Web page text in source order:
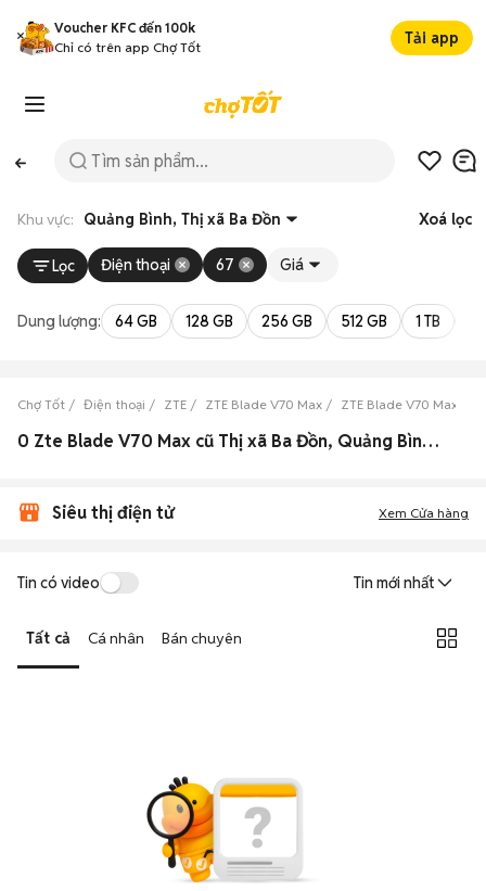
Voucher KFC đến 100k
Chỉ có trên app Chợ Tốt
Tải app
Khu vực: Quảng Bình, Thị xã Ba Đồn Xoá lọc
Lọc Điện thoại 67 Giá
Dung lượng: 64 GB 128 GB 256 GB 512 GB 1 TB
Chợ Tốt Điện thoại ZTE ZTE Blade V70 Max ZTE Blade V70 Max
0 Zte Blade V70 Max cũ Thị xã Ba Đồn, Quảng Bình đẹp
Siêu thị điện tử Xem Cửa hàng
Tin có video Tin mới nhất
Tất cả Cá nhân Bán chuyên